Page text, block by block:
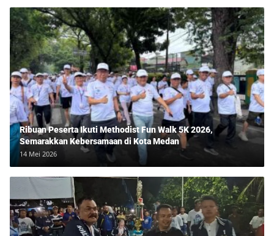
Ribuan Peserta Ikuti Methodist Fun Walk 5K 2026,
Semarakkan Kebersamaan di Kota Medan
14 Mei 2026